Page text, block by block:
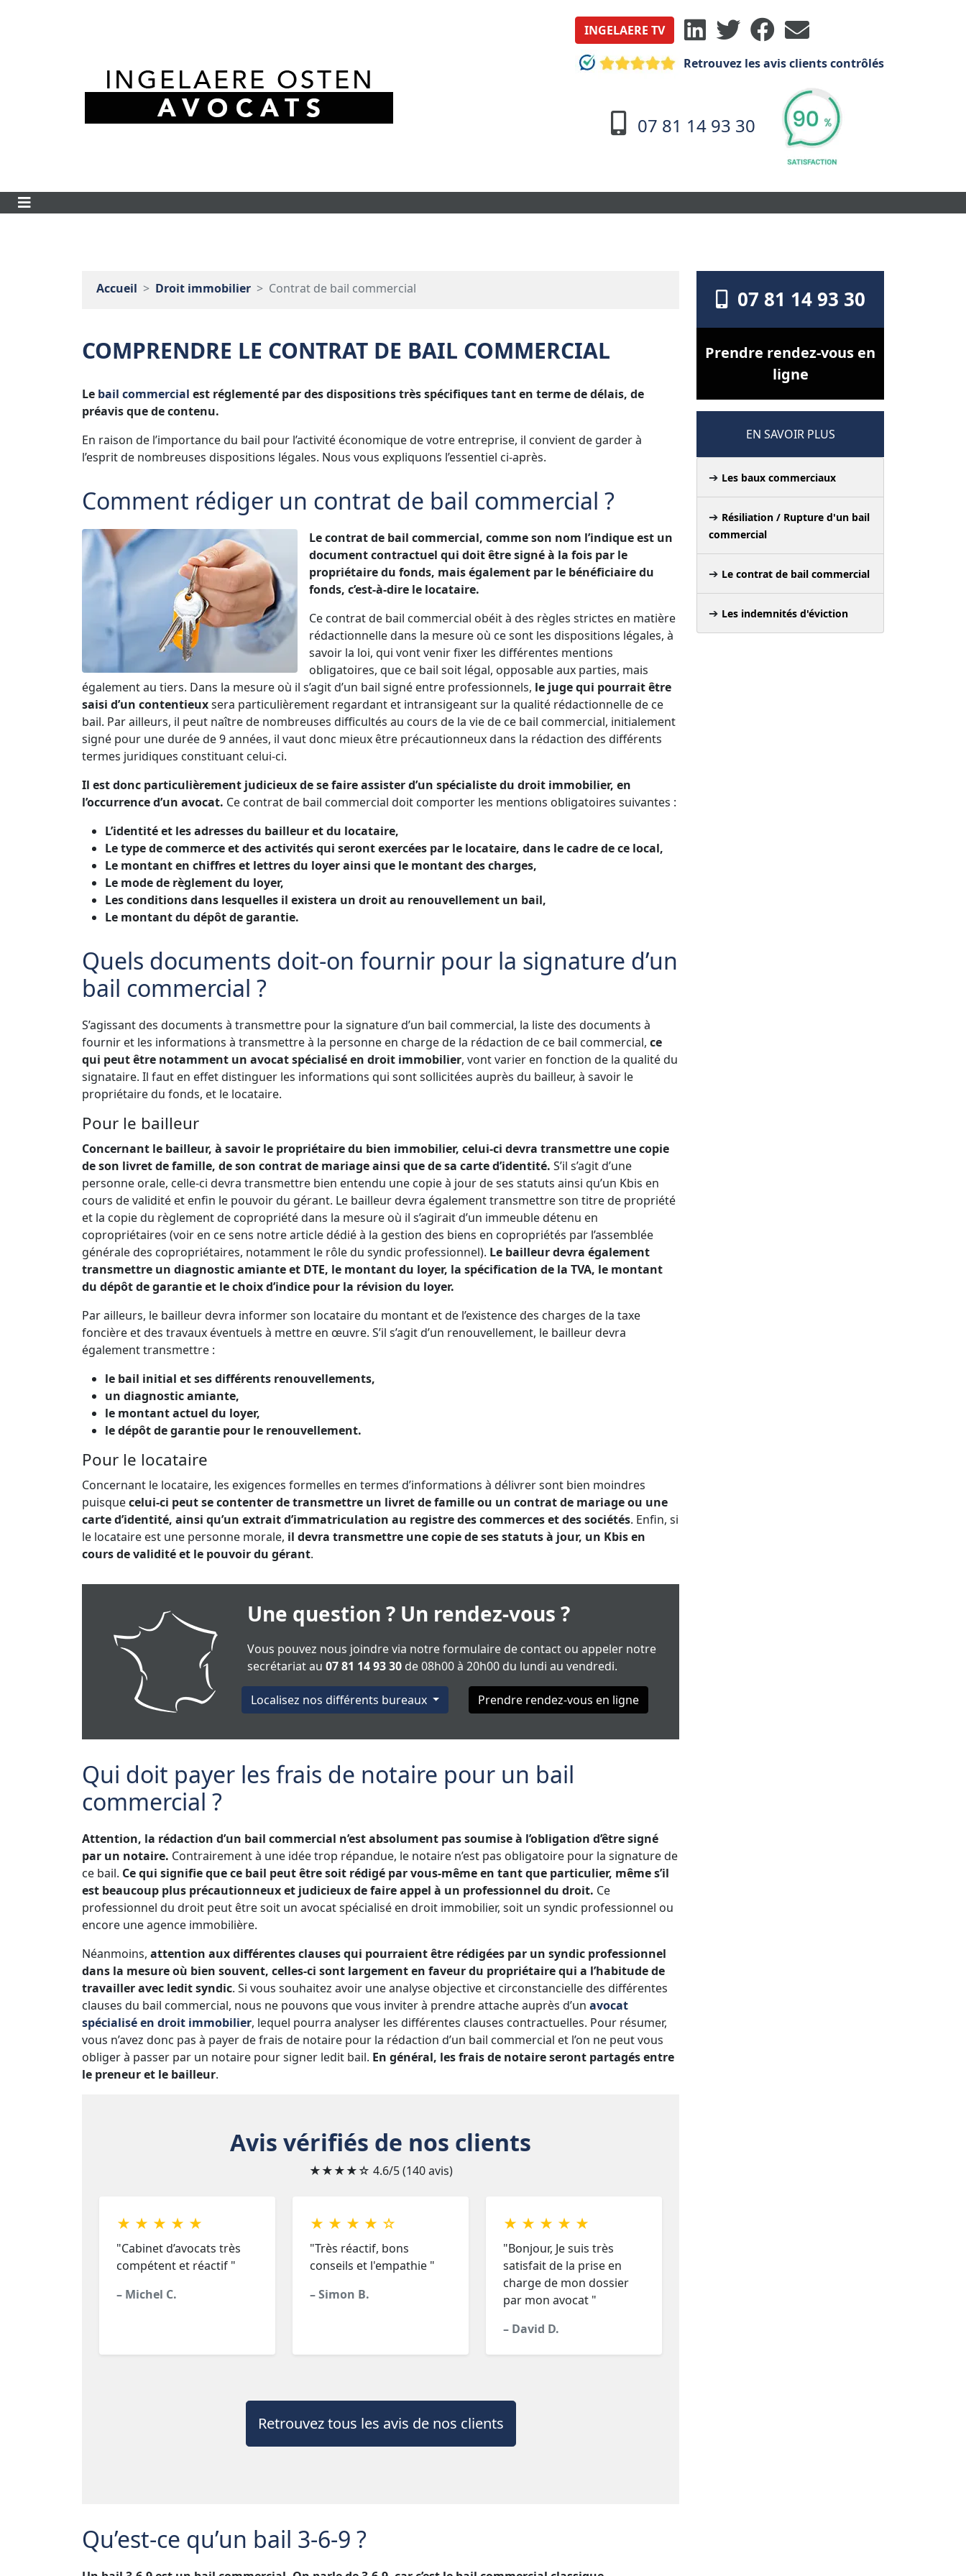
INGELAERE TV
Retrouvez les avis clients contrôlés
07 81 14 93 30
Accueil Droit immobilier Contrat de bail commercial
COMPRENDRE LE CONTRAT DE BAIL COMMERCIAL
Le bail commercial est réglementé par des dispositions très spécifiques tant en terme de délais, de
préavis que de contenu.
En raison de l’importance du bail pour l’activité économique de votre entreprise, il convient de garder à
l’esprit de nombreuses dispositions légales. Nous vous expliquons l’essentiel ci-après.
Comment rédiger un contrat de bail commercial ?
Le contrat de bail commercial, comme son nom l’indique est un
document contractuel qui doit être signé à la fois par le
propriétaire du fonds, mais également par le bénéficiaire du
fonds, c’est-à-dire le locataire.
Ce contrat de bail commercial obéit à des règles strictes en matière
rédactionnelle dans la mesure où ce sont les dispositions légales, à
savoir la loi, qui vont venir fixer les différentes mentions
obligatoires, que ce bail soit légal, opposable aux parties, mais
également au tiers. Dans la mesure où il s’agit d’un bail signé entre professionnels, le juge qui pourrait être
saisi d’un contentieuxsera particulièrement regardant et intransigeant sur la qualité rédactionnelle de ce
bail. Par ailleurs, il peut naître de nombreuses difficultés au cours de la vie de ce bail commercial, initialement
signé pour une durée de 9 années, il vaut donc mieux être précautionneux dans la rédaction des différents
termes juridiques constituant celui-ci.
Il est donc particulièrement judicieux de se faire assister d’un spécialiste du droit immobilier, en
l’occurrence d’un avocat. Ce contrat de bail commercial doit comporter les mentions obligatoires suivantes :
L’identité et les adresses du bailleur et du locataire,
Le type de commerce et des activités qui seront exercées par le locataire, dans le cadre de ce local,
Le montant en chiffres et lettres du loyer ainsi que le montant des charges,
Le mode de règlement du loyer,
Les conditions dans lesquelles il existera un droit au renouvellement un bail,
Le montant du dépôt de garantie.
Quels documents doit-on fournir pour la signature d’un
bail commercial ?
S’agissant des documents à transmettre pour la signature d’un bail commercial, la liste des documents à
fournir et les informations à transmettre à la personne en charge de la rédaction de ce bail commercial, ce
qui peut être notamment un avocat spécialisé en droit immobilier, vont varier en fonction de la qualité du
signataire. Il faut en effet distinguer les informations qui sont sollicitées auprès du bailleur, à savoir le
propriétaire du fonds, et le locataire.
Pour le bailleur
Concernant le bailleur, à savoir le propriétaire du bien immobilier, celui-ci devra transmettre une copie
de son livret de famille, de son contrat de mariage ainsi que de sa carte d’identité. S’il s’agit d’une
personne orale, celle-ci devra transmettre bien entendu une copie à jour de ses statuts ainsi qu’un Kbis en
cours de validité et enfin le pouvoir du gérant. Le bailleur devra également transmettre son titre de propriété
et la copie du règlement de copropriété dans la mesure où il s’agirait d’un immeuble détenu en
copropriétaires (voir en ce sens notre article dédié à la gestion des biens en copropriétés par l’assemblée
générale des copropriétaires, notamment le rôle du syndic professionnel). Le bailleur devra également
transmettre un diagnostic amiante et DTE, le montant du loyer, la spécification de la TVA, le montant
du dépôt de garantie et le choix d’indice pour la révision du loyer.
Par ailleurs, le bailleur devra informer son locataire du montant et de l’existence des charges de la taxe
foncière et des travaux éventuels à mettre en œuvre. S’il s’agit d’un renouvellement, le bailleur devra
également transmettre :
le bail initial et ses différents renouvellements,
un diagnostic amiante,
le montant actuel du loyer,
le dépôt de garantie pour le renouvellement.
Pour le locataire
Concernant le locataire, les exigences formelles en termes d’informations à délivrer sont bien moindres
puisquecelui-ci peut se contenter de transmettre un livret de famille ou un contrat de mariage ou une
carte d’identité, ainsi qu’un extrait d’immatriculation au registre des commerces et des sociétés. Enfin, si
le locataire est une personne morale, il devra transmettre une copie de ses statuts à jour, un Kbis en
cours de validité et le pouvoir du gérant.
Une question ? Un rendez-vous ?
Vous pouvez nous joindre via notre formulaire de contact ou appeler notre
secrétariat au 07 81 14 93 30de 08h00 à 20h00 du lundi au vendredi.
Localisez nos différents bureaux Prendre rendez-vous en ligne
Qui doit payer les frais de notaire pour un bail
commercial ?
Attention, la rédaction d’un bail commercial n’est absolument pas soumise à l’obligation d’être signé
par un notaire. Contrairement à une idée trop répandue, le notaire n’est pas obligatoire pour la signature de
ce bail. Ce qui signifie que ce bail peut être soit rédigé par vous-même en tant que particulier, même s’il
est beaucoup plus précautionneux et judicieux de faire appel à un professionnel du droit. Ce
professionnel du droit peut être soit un avocat spécialisé en droit immobilier, soit un syndic professionnel ou
encore une agence immobilière.
Néanmoins, attention aux différentes clauses qui pourraient être rédigées par un syndic professionnel
dans la mesure où bien souvent, celles-ci sont largement en faveur du propriétaire qui a l’habitude de
travailler avec ledit syndic. Si vous souhaitez avoir une analyse objective et circonstancielle des différentes
clauses du bail commercial, nous ne pouvons que vous inviter à prendre attache auprès d’un avocat
spécialisé en droit immobilier, lequel pourra analyser les différentes clauses contractuelles. Pour résumer,
vous n’avez donc pas à payer de frais de notaire pour la rédaction d’un bail commercial et l’on ne peut vous
obliger à passer par un notaire pour signer ledit bail. En général, les frais de notaire seront partagés entre
le preneur et le bailleur.
Avis vérifiés de nos clients
★★★★☆ 4.6/5 (140 avis)
★ ★ ★ ★ ★
"Cabinet d’avocats très
compétent et réactif "
– Michel C.
★ ★ ★ ★ ☆
"Très réactif, bons
conseils et l'empathie "
– Simon B.
★ ★ ★ ★ ★
"Bonjour, Je suis très
satisfait de la prise en
charge de mon dossier
par mon avocat "
– David D.
Retrouvez tous les avis de nos clients
Qu’est-ce qu’un bail 3-6-9 ?
07 81 14 93 30
Prendre rendez-vous en
ligne
EN SAVOIR PLUS
Les baux commerciaux
Résiliation / Rupture d'un bail
commercial
Le contrat de bail commercial
Les indemnités d'éviction